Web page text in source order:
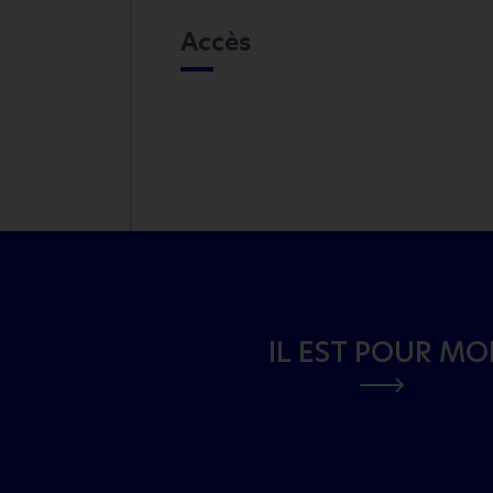
Accès
IL EST POUR MOI